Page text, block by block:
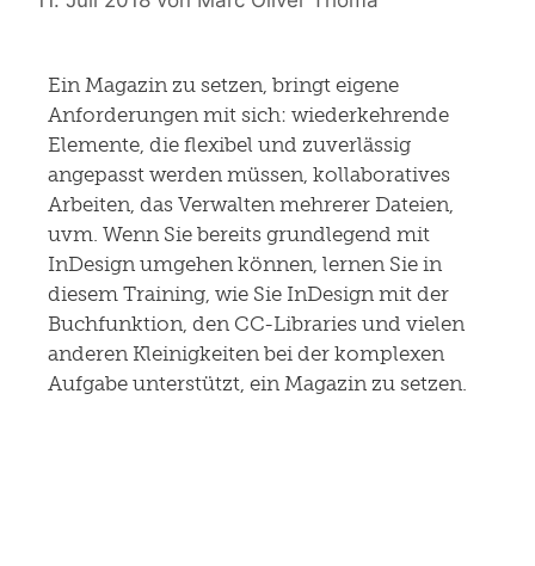
Ein Magazin zu setzen, bringt eigene
Anforderungen mit sich: wiederkehrende
Elemente, die flexibel und zuverlässig
angepasst werden müssen, kollaboratives
Arbeiten, das Verwalten mehrerer Dateien,
uvm. Wenn Sie bereits grundlegend mit
InDesign umgehen können, lernen Sie in
diesem Training, wie Sie InDesign mit der
Buchfunktion, den CC-Libraries und vielen
anderen Kleinigkeiten bei der komplexen
Aufgabe unterstützt, ein Magazin zu setzen.